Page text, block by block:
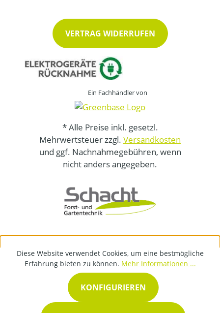
VERTRAG WIDERRUFEN
Ein Fachhändler von
* Alle Preise inkl. gesetzl.
Mehrwertsteuer zzgl. Versandkosten
und ggf. Nachnahmegebühren, wenn
nicht anders angegeben.
Diese Website verwendet Cookies, um eine bestmögliche
Erfahrung bieten zu können. Mehr Informationen ...
KONFIGURIEREN